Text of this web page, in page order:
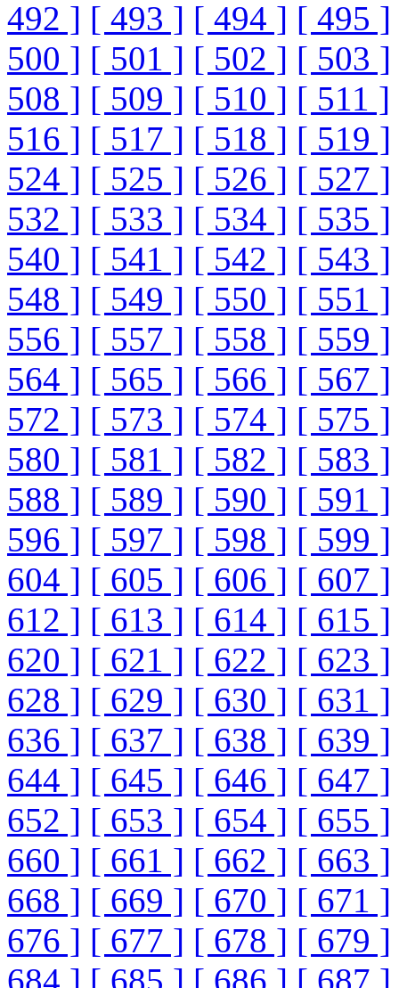
492 ] [ 493 ] [ 494 ] [ 495 ]
500 ] [ 501 ] [ 502 ] [ 503 ]
508 ] [ 509 ] [ 510 ] [ 511 ]
516 ] [ 517 ] [ 518 ] [ 519 ]
524 ] [ 525 ] [ 526 ] [ 527 ]
532 ] [ 533 ] [ 534 ] [ 535 ]
540 ] [ 541 ] [ 542 ] [ 543 ]
548 ] [ 549 ] [ 550 ] [ 551 ]
556 ] [ 557 ] [ 558 ] [ 559 ]
564 ] [ 565 ] [ 566 ] [ 567 ]
572 ] [ 573 ] [ 574 ] [ 575 ]
580 ] [ 581 ] [ 582 ] [ 583 ]
588 ] [ 589 ] [ 590 ] [ 591 ]
596 ] [ 597 ] [ 598 ] [ 599 ]
604 ] [ 605 ] [ 606 ] [ 607 ]
612 ] [ 613 ] [ 614 ] [ 615 ]
620 ] [ 621 ] [ 622 ] [ 623 ]
628 ] [ 629 ] [ 630 ] [ 631 ]
636 ] [ 637 ] [ 638 ] [ 639 ]
644 ] [ 645 ] [ 646 ] [ 647 ]
652 ] [ 653 ] [ 654 ] [ 655 ]
660 ] [ 661 ] [ 662 ] [ 663 ]
668 ] [ 669 ] [ 670 ] [ 671 ]
676 ] [ 677 ] [ 678 ] [ 679 ]